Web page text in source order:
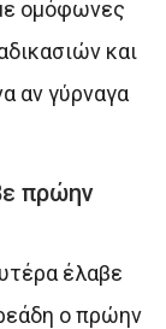
ομόφωνες
και
αν γύρναγα
πρώην
έλαβε
ο πρώην